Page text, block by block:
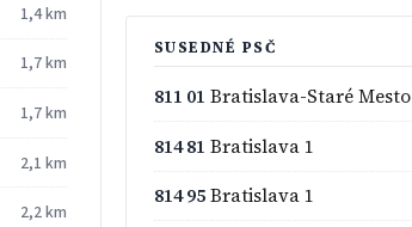
1,4 km
1,7 km
1,7 km
2,1 km
2,2 km
SUSEDNÉ PSČ
811 01 Bratislava-Staré Mesto
814 81 Bratislava 1
814 95Bratislava 1